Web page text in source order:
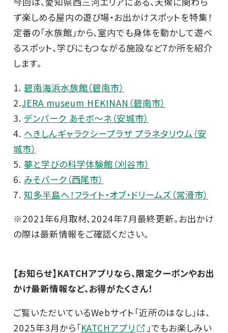
ず楽しめる屋内の遊び場・お出かけスポットを特集！
定番の「水族館」から、室内でも身体を動かして遊べ
るスポット、学びにもつながる施設など7か所を紹介
します。
1. 碧南海浜水族館（碧南市）
2.JERA museum HEKINAN（碧南市）
3. デンパーク あそボ～ネ（安城市）
4. へきしんギャラクシープラザ プラネタリウム（安
城市）
5. 夢と学びの科学体験館（刈谷市）
6. みそパーク（西尾市）
7. 知多半島へ！フライト・オブ・ドリームズ（常滑市）
※2021年6月取材、2024年7月最終更新。お出かけ
の際は最新情報をご確認ください。
【お知らせ】KATCHアプリなら、限定クーポンやお出
かけ最新情報など、お得がたくさん！
ご覧いただいているWebサイト「近所のはなし」は、
2025年3月から「KATCHアプリ
」でもお楽しみい